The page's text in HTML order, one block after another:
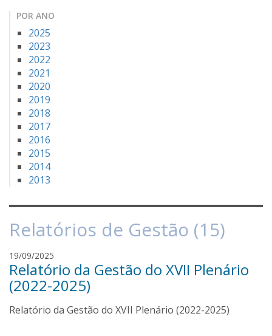
POR ANO
2025
2023
2022
2021
2020
2019
2018
2017
2016
2015
2014
2013
Relatórios de Gestão (15)
19/09/2025
e
b
o
r
Relatório da Gestão do XVII Plenário
(2022-2025)
Relatório da Gestão do XVII Plenário (2022-2025)